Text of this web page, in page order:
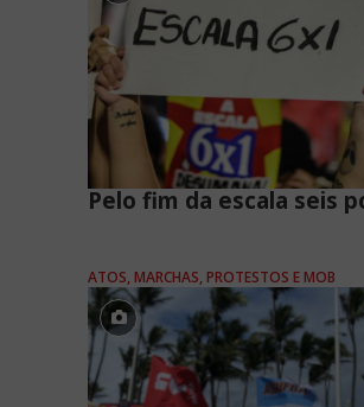
Pelo fim da escala seis
ATOS, MARCHAS, PROTESTOS E MOB